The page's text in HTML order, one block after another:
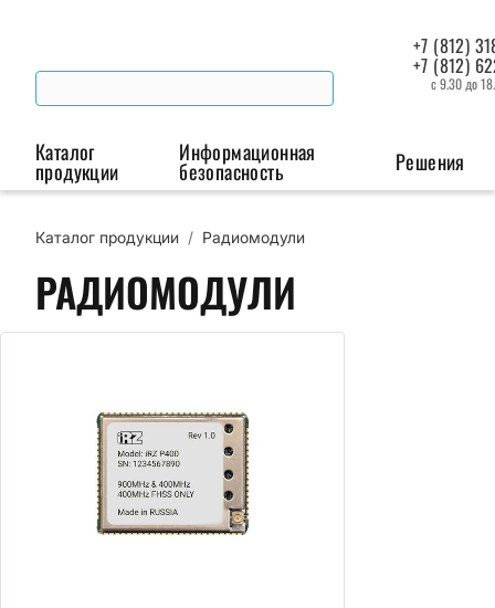
+7 (812)
+7 (812)
с 9.30 до
Каталог
продукции
Беспроводная связь
Модемы
Роутеры
Промышленная автоматизация
Преобразователи
интерфейсов
Информационная
безопасность Решения
Каталог продукции / Радиомодули
РАДИОМОДУЛИ